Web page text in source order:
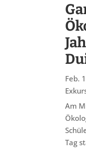
Feb.
Am
Tag